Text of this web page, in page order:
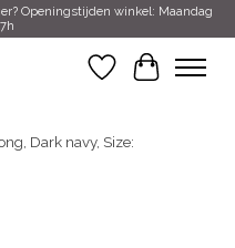
Openingstijden winkel: Maandag
Verlanglijst
Dark navy, Size: